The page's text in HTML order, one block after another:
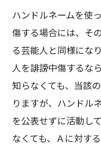
ハンドルネームを使
傷する場合には、そ
る芸能人と同様にな
人を誹謗中傷するな
知らなくても、当該
りますが、ハンドル
を公表せずに活動し
なくても、Ａに対す